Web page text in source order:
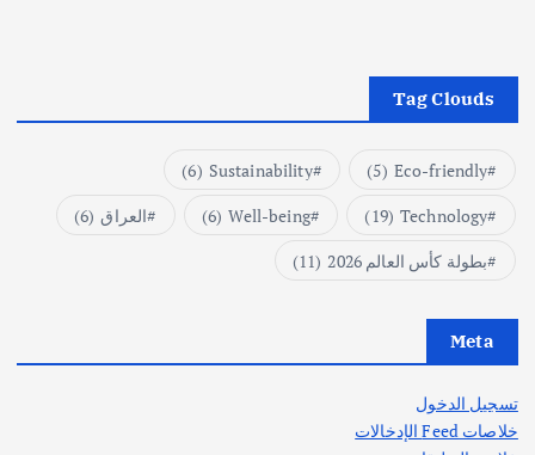
Tag Clouds
Eco-friendly
(5)
Sustainability
(6)
Technology
(19)
Well-being
(6) العراق (6)
بطولة كأس العالم 2026
(11)
Meta
تسجيل الدخول
خلاصات Feed الإدخالات